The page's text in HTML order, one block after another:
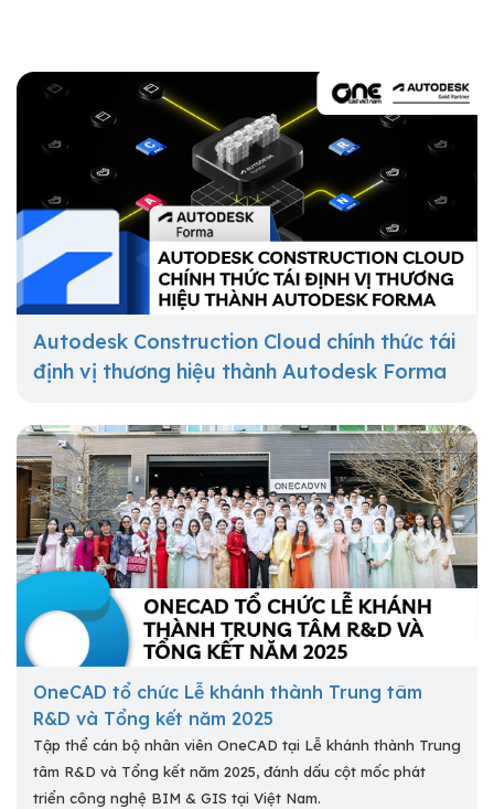
Autodesk Construction Cloud chính thức tái
định vị thương hiệu thành Autodesk Forma
OneCAD tổ chức Lễ khánh thành Trung tâm
R&D và Tổng kết năm 2025
Tập thể cán bộ nhân viên OneCAD tại Lễ khánh thành Trung
tâm R&D và Tổng kết năm 2025, đánh dấu cột mốc phát
triển công nghệ BIM & GIS tại Việt Nam.